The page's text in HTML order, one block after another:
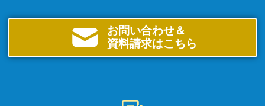
お問い合わせ＆
資料請求はこちら